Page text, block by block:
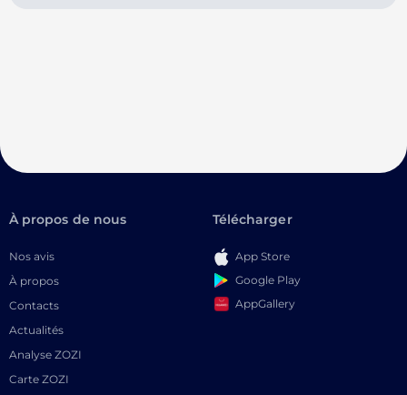
À propos de nous
Nos avis
À propos
Contacts
Actualités
Analyse ZOZI
Carte ZOZI
Télécharger
App Store
Google Play
AppGallery